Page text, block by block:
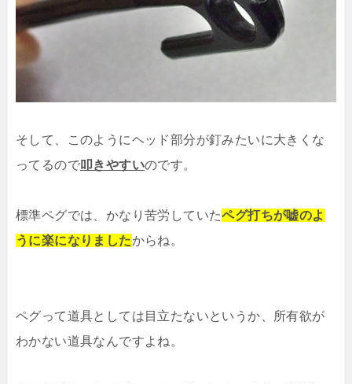
そして、このようにヘッド部分が釘みたいに大きくな
ってるので叩きやすいのです。
標準ペグでは、かなり苦労していたペグ打ちが嘘のよ
うに楽になりましたからね。
ペグって道具としては目立たないというか、所有欲が
わかない道具なんですよね。